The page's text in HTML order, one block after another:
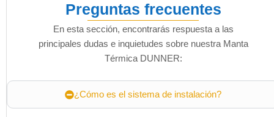
Preguntas frecuentes
En esta sección, encontrarás respuesta a las
principales dudas e inquietudes sobre nuestra Manta
Térmica DUNNER:
¿Cómo es el sistema de instalación?